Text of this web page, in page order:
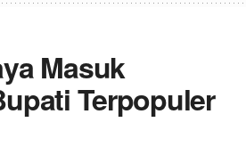
Masuk
Terpopuler